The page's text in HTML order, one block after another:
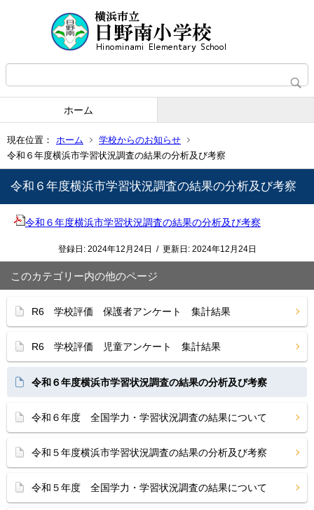
ホーム
現在位置： ホーム
学校からのお知らせ
令和６年度横浜市学習状況調査の結果の分析及び考察
令和６年度横浜市学習状況調査の結果の分析及び考察
令和６年度横浜市学習状況調査の結果の分析及び考察
登録日: 2024年12月24日 / 更新日: 2024年12月24日
このカテゴリー内の他のページ
R6 学校評価 保護者アンケート 集計結果
R6 学校評価 児童アンケート 集計結果
令和６年度横浜市学習状況調査の結果の分析及び考察
令和６年度 全国学力・学習状況調査の結果について
令和５年度横浜市学習状況調査の結果の分析及び考察
令和５年度 全国学力・学習状況調査の結果について